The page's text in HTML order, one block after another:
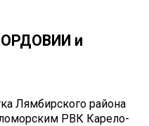
и
Лямбирского района
РВК Карело-